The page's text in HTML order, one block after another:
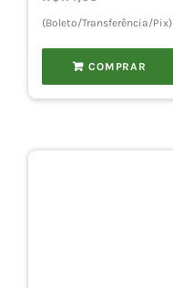
(Boleto/Transferência/Pix)
COMPRAR